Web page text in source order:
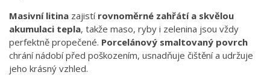
Masivní litina zajistí rovnoměrné zahřátí a skvělou
akumulaci tepla, takže maso, ryby i zelenina jsou vždy
perfektně propečené. Porcelánový smaltovaný povrch
chrání nádobí před poškozením, usnadňuje čištění a udržuje
jeho krásný vzhled.